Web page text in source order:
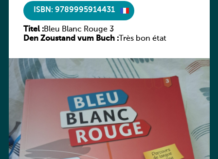
ISBN: 9789995914431
Titel :Bleu Blanc Rouge 3
Den Zoustand vum Buch :Très bon état